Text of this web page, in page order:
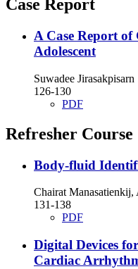
Case Report
A Case Report
Adolescent
Suwadee Jirasakpisarn
126-130
PDF
Refresher Course
Body-fluid
Chairat
131-138
PDF
Digital Devices
Cardiac